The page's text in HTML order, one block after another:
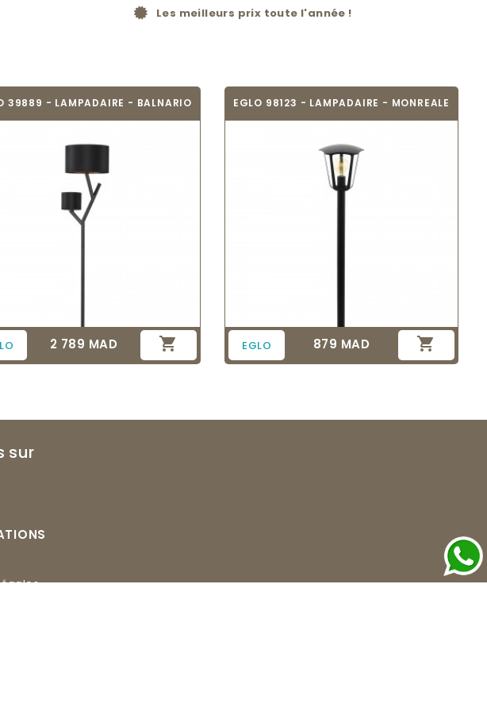
Les meilleurs prix toute l'année !
39889 - LAMPADAIRE - BALNARIO
Prix
2 789 MAD 
EGLO 98123 - LAMPADAIRE - MONREALE
EGLO Prix
879 MAD 
sur